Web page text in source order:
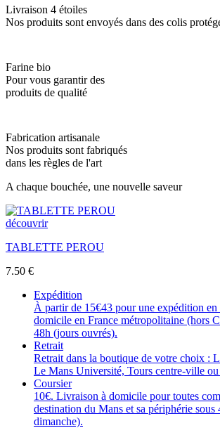
Livraison 4 étoiles
Nos produits sont envoyés dans des colis
Farine bio
Pour vous garantir des
produits de qualité
Fabrication artisanale
Nos produits sont fabriqués
dans les règles de l'art
A chaque bouchée, une nouvelle saveur
découvrir
TABLETTE PEROU
7.50 €
Expédition
À partir de 15€43 pour une expédition en
domicile en France métropolitaine (hors
48h (jours ouvrés).
Retrait
Retrait dans la boutique de votre choix :
Le Mans Université, Tours centre-ville
Coursier
10€. Livraison à domicile pour toutes
destination du Mans et sa périphérie
dimanche).